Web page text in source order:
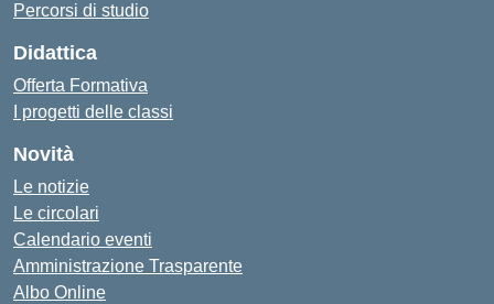
Percorsi di studio
Didattica
Offerta Formativa
I progetti delle classi
Novità
Le notizie
Le circolari
Calendario eventi
Amministrazione Trasparente
Albo Online